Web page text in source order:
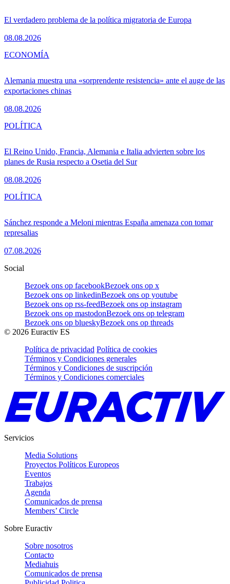
El verdadero problema de la política migratoria de Europa
08.08.2026
Alemania muestra una «sorprendente resistencia» ante el auge de las
exportaciones chinas
08.08.2026
ECONOMÍA
El Reino Unido, Francia, Alemania e Italia advierten sobre los
planes de Rusia respecto a Osetia del Sur
08.08.2026
POLÍTICA
Sánchez responde a Meloni mientras España amenaza con tomar
represalias
07.08.2026
POLÍTICA
Social
Bezoek ons op facebookBezoek ons op x
Bezoek ons op linkedinBezoek ons op youtube
Bezoek ons op rss-feedBezoek ons op instagram
Bezoek ons op mastodonBezoek ons op telegram
Bezoek ons op blueskyBezoek ons op threads
© 2026 Euractiv ES
Política de privacidad Política de cookies
Términos y Condiciones generales
Términos y Condiciones de suscripción
Términos y Condiciones comerciales
Servicios
Media Solutions
Proyectos Políticos Europeos
Eventos
Trabajos
Agenda
Comunicados de prensa
Members’ Circle
Sobre Euractiv
Sobre nosotros
Contacto
Mediahuis
Comunicados de prensa